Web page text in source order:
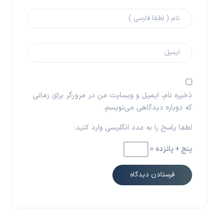
ذخیره نام، ایمیل و وبسایت من در مرورگر برای زمانی
که دوباره دیدگاهی می‌نویسم.
لطفا پاسخ را به عدد انگلیسی وارد کنید:
پنج + پانزده =